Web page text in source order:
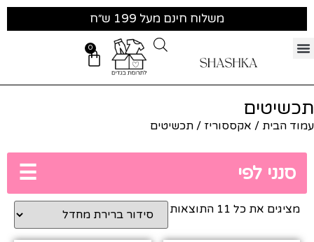
משלוח חינם מעל 199 ש״ח
0
תכשיטים
עמוד הבית / אקססוריז / תכשיטים
סנני לפי ☰
מציגים את כל ⁦11⁩ התוצאות